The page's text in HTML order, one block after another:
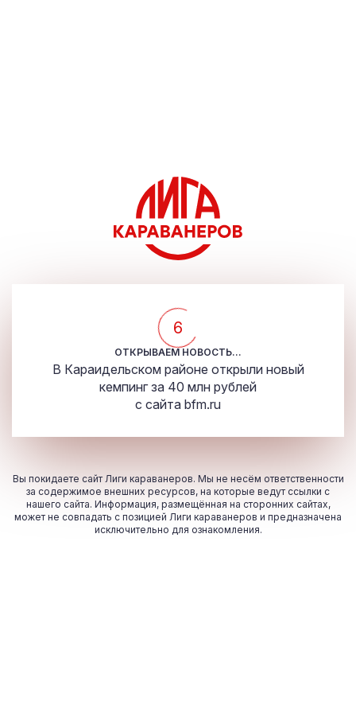
5
ОТКРЫВАЕМ НОВОСТЬ...
В Караидельском районе открыли новый
кемпинг за 40 млн рублей
с сайта bfm.ru
Вы покидаете сайт Лиги караванеров. Мы не несём ответственности
за содержимое внешних ресурсов, на которые ведут ссылки с
нашего сайта. Информация, размещённая на сторонних сайтах,
может не совпадать с позицией Лиги караванеров и предназначена
исключительно для ознакомления.